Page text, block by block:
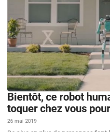
Bientôt, ce robot
toquer chez vous
26 mai 2019